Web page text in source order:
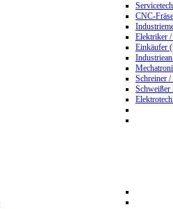
CNC-
Elektriker
Einkäufer
Schreiner